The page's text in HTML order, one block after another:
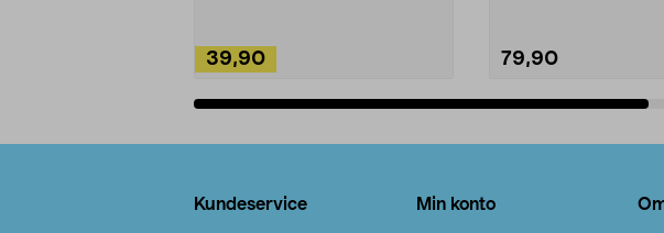
39,90 79,90
Kundeservice Min konto